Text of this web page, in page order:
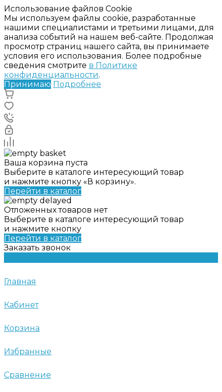
Использование файлов Cookie
Мы используем файлы cookie, разработанные
нашими специалистами и третьими лицами, для
анализа событий на нашем веб-сайте. Продолжая
просмотр страниц нашего сайта, вы принимаете
условия его использования. Более подробные
сведения смотрите в Политике
конфиденциальности.
Принимаю Подробнее
Ваша корзина пуста
Выберите в каталоге интересующий товар
и нажмите кнопку «В корзину».
Перейти в каталог
Отложенных товаров нет
Выберите в каталоге интересующий товар
и нажмите кнопку
Перейти в каталог
Заказать звонок
Главная
Кабинет
Корзина
Избранные
Сравнение